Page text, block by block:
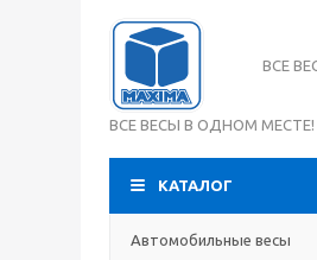
ВСЕ
ВСЕ ВЕСЫ В ОДНОМ МЕСТЕ!
КАТАЛОГ
Автомобильные весы